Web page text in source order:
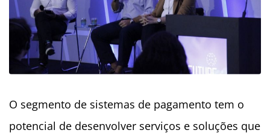
O segmento de sistemas de pagamento tem o
potencial de desenvolver serviços e soluções que